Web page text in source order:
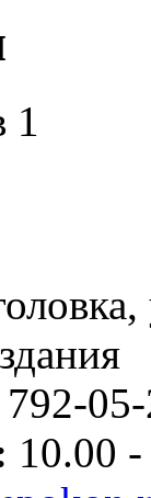
1
,
10.00